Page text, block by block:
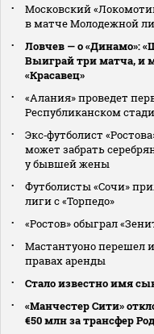
Московский
в матче Молодежной
Ловчев — о «Динамо»:
Выиграй три матча, и
«Красавец»
«Алания» проведет
Республиканском
Экс‑футболист
может забрать
у бывшей жены
Футболисты «Сочи»
лиги с «Торпедо»
«Ростов» обыграл
Мастантуоно перешел
правах аренды
Стало известно имя
«Манчестер Сити»
€50 млн за трансфер